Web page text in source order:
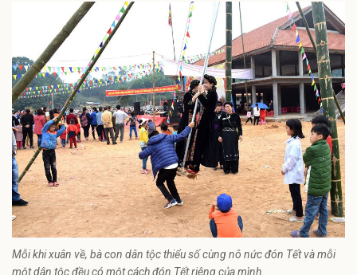
Mỗi khi xuân về, bà con dân tộc thiểu số cùng nô nức đón Tết và mỗi
một dân tộc đều có một cách đón Tết riêng của mình.